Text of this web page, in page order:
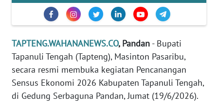
TAPTENG.WAHANANEWS.CO, Pandan - Bupati
Tapanuli Tengah (Tapteng), Masinton Pasaribu,
secara resmi membuka kegiatan Pencanangan
Sensus Ekonomi 2026 Kabupaten Tapanuli Tengah,
di Gedung Serbaguna Pandan, Jumat (19/6/2026).
SIBER
REDAKSI
KARIR